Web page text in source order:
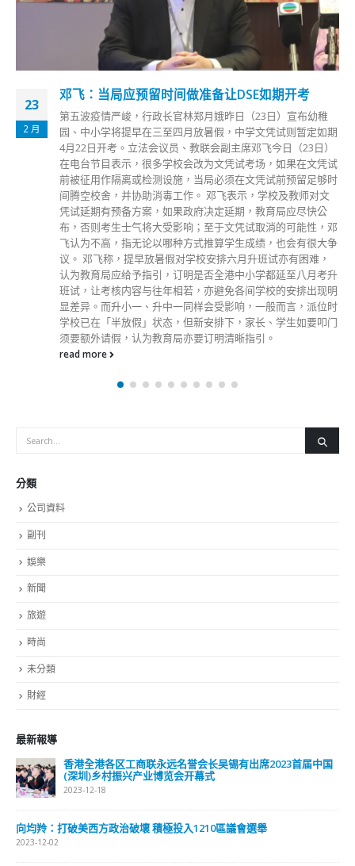
23
2 月
邓飞：当局应预留时间做准备让DSE如期开考
第五波疫情严峻，行政长官林郑月娥昨日（23日）宣布幼稚
园、中小学将提早在三至四月放暑假，中学文凭试则暂定如期
4月22日开考。立法会议员、教联会副主席邓飞今日（23日）
在电台节目表示，很多学校会改为文凭试考场，如果在文凭试
前被征用作隔离或检测设施，当局必须在文凭试前预留足够时
间腾空校舍，并协助消毒工作。 邓飞表示，学校及教师对文
凭试延期有预备方案，如果政府决定延期，教育局应尽快公
布，否则考生士气将大受影响；至于文凭试取消的可能性，邓
飞认为不高，指无论以哪种方式推算学生成绩，也会有很大争
议。 邓飞称，提早放暑假对学校安排六月升班试亦有困难，
认为教育局应给予指引，订明是否全港中小学都延至八月考升
班试，让考核内容与往年相若，亦避免各间学校的安排出现明
显差异。而升小一、升中一同样会受影响，一般而言，派位时
学校已在「半放假」状态，但新安排下，家长、学生如要叩门
须要额外请假，认为教育局亦要订明清晰指引。
read more
分類
公司資料
副刊
娛樂
新聞
旅遊
時尚
未分類
財經
最新報導
香港全港各区工商联永远名誉会长吴锡有出席2023首届中国
(深圳)乡村振兴产业博览会开幕式
2023-12-18
向均羚：打破美西方政治破壞 積極投入1210區議會選舉
2023-12-02